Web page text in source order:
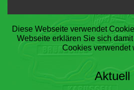
Startseite
Steilstrecke
Diese Webseite verwendet
Webseite erklären Sie sich
Cookies verwendet
Aktuell